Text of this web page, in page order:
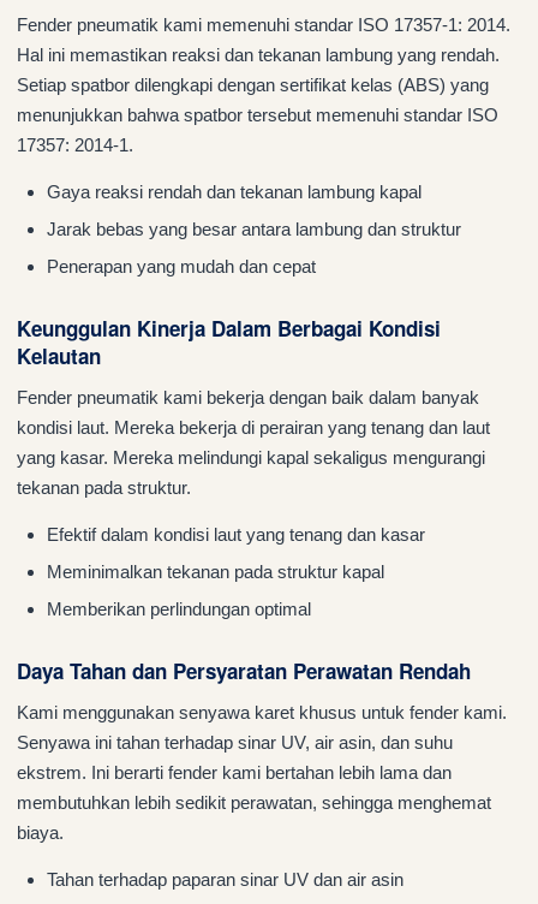
Fender pneumatik kami memenuhi standar ISO 17357-1: 2014.
Hal ini memastikan reaksi dan tekanan lambung yang rendah.
Setiap spatbor dilengkapi dengan sertifikat kelas (ABS) yang
menunjukkan bahwa spatbor tersebut memenuhi standar ISO
17357: 2014-1.
Gaya reaksi rendah dan tekanan lambung kapal
Jarak bebas yang besar antara lambung dan struktur
Penerapan yang mudah dan cepat
Keunggulan Kinerja Dalam Berbagai Kondisi
Kelautan
Fender pneumatik kami bekerja dengan baik dalam banyak
kondisi laut. Mereka bekerja di perairan yang tenang dan laut
yang kasar. Mereka melindungi kapal sekaligus mengurangi
tekanan pada struktur.
Efektif dalam kondisi laut yang tenang dan kasar
Meminimalkan tekanan pada struktur kapal
Memberikan perlindungan optimal
Daya Tahan dan Persyaratan Perawatan Rendah
Kami menggunakan senyawa karet khusus untuk fender kami.
Senyawa ini tahan terhadap sinar UV, air asin, dan suhu
ekstrem. Ini berarti fender kami bertahan lebih lama dan
membutuhkan lebih sedikit perawatan, sehingga menghemat
biaya.
Tahan terhadap paparan sinar UV dan air asin